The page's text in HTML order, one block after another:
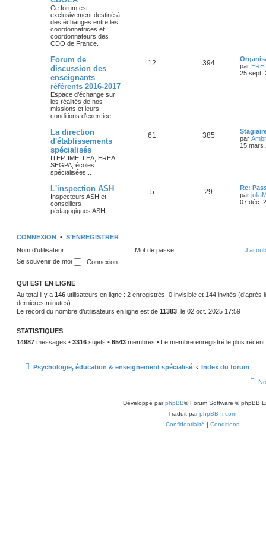
Ce forum est
exclusivement destiné à
des échanges entre les
coordonnatrices et
coordonnateurs des
CDO de France.
Forum de
discussion des
enseignants
référents 2016-2017
Espace d’échange sur
les réalités de nos
missions et leurs
conditions d’exercice
12 394
par
25 sept.
La direction
d'établissements
spécialisés
ITEP, IME, LEA, EREA,
SEGPA, écoles
spécialisées...
61 385
par
15 mars
L'inspection ASH
Inspecteurs ASH et
conseillers
pédagogiques ASH.
5 29
Re:
par
07 déc.
CONNEXION • S’ENREGISTRER
Nom d’utilisateur :
Mot de passe :
J’ai
Se souvenir de moi
QUI EST EN LIGNE
Au total il y a 146 utilisateurs en ligne : 2 enregistrés, 0 invisible et 144 invités (d’après
dernières minutes)
Le record du nombre d’utilisateurs en ligne est de 11383 , le 02 oct. 2025 17:59
STATISTIQUES
14987 messages • 3316 sujets • 6543 membres • Le membre enregistré le plus
Psychologie, éducation & enseignement spécialisé Index du forum
Développé parphpBB® Forum Software © phpBB
Traduit parphpBB-fr.com
Confidentialité | Conditions